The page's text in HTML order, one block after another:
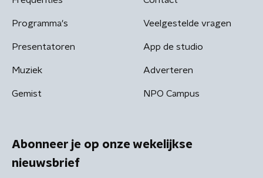
Programma's
Presentatoren
Muziek
Gemist
Veelgestelde vragen
App de studio
Adverteren
NPO Campus
Abonneer je op onze wekelijkse
nieuwsbrief